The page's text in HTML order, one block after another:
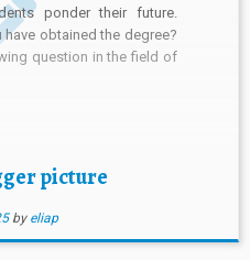
ponder their future.
obtained the degree?
question in the field of
picture
by eliap